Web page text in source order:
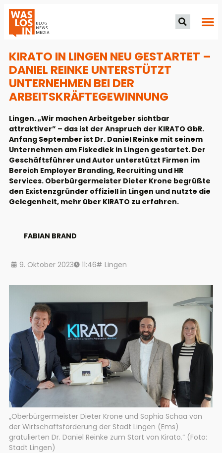
KIRATO IN LINGEN NEU GESTARTET –
DANIEL REINKE UNTERSTÜTZT
UNTERNEHMEN BEI DER
ARBEITSKRÄFTEGEWINNUNG
Lingen. „Wir machen Arbeitgeber sichtbar
attraktiver” – das ist der Anspruch der KIRATO GbR.
Anfang September ist Dr. Daniel Reinke mit seinem
Unternehmen am Fiskediek in Lingen gestartet. Der
Geschäftsführer und Autor unterstützt Firmen im
Bereich Employer Branding, Recruiting und HR
Services. Oberbürgermeister Dieter Krone begrüßte
den Existenzgründer offiziell in Lingen und nutzte die
Gelegenheit, mehr über KIRATO zu erfahren.
FABIAN BRAND
9. Oktober 2023 11:46 Lingen
„Oberbürgermeister Dieter Krone und Sophia Schaa von
der Wirtschaftsförderung der Stadt Lingen (Ems)
gratulierten Dr. Daniel Reinke zum Start von Kirato.“ (Foto:
Stadt Lingen)